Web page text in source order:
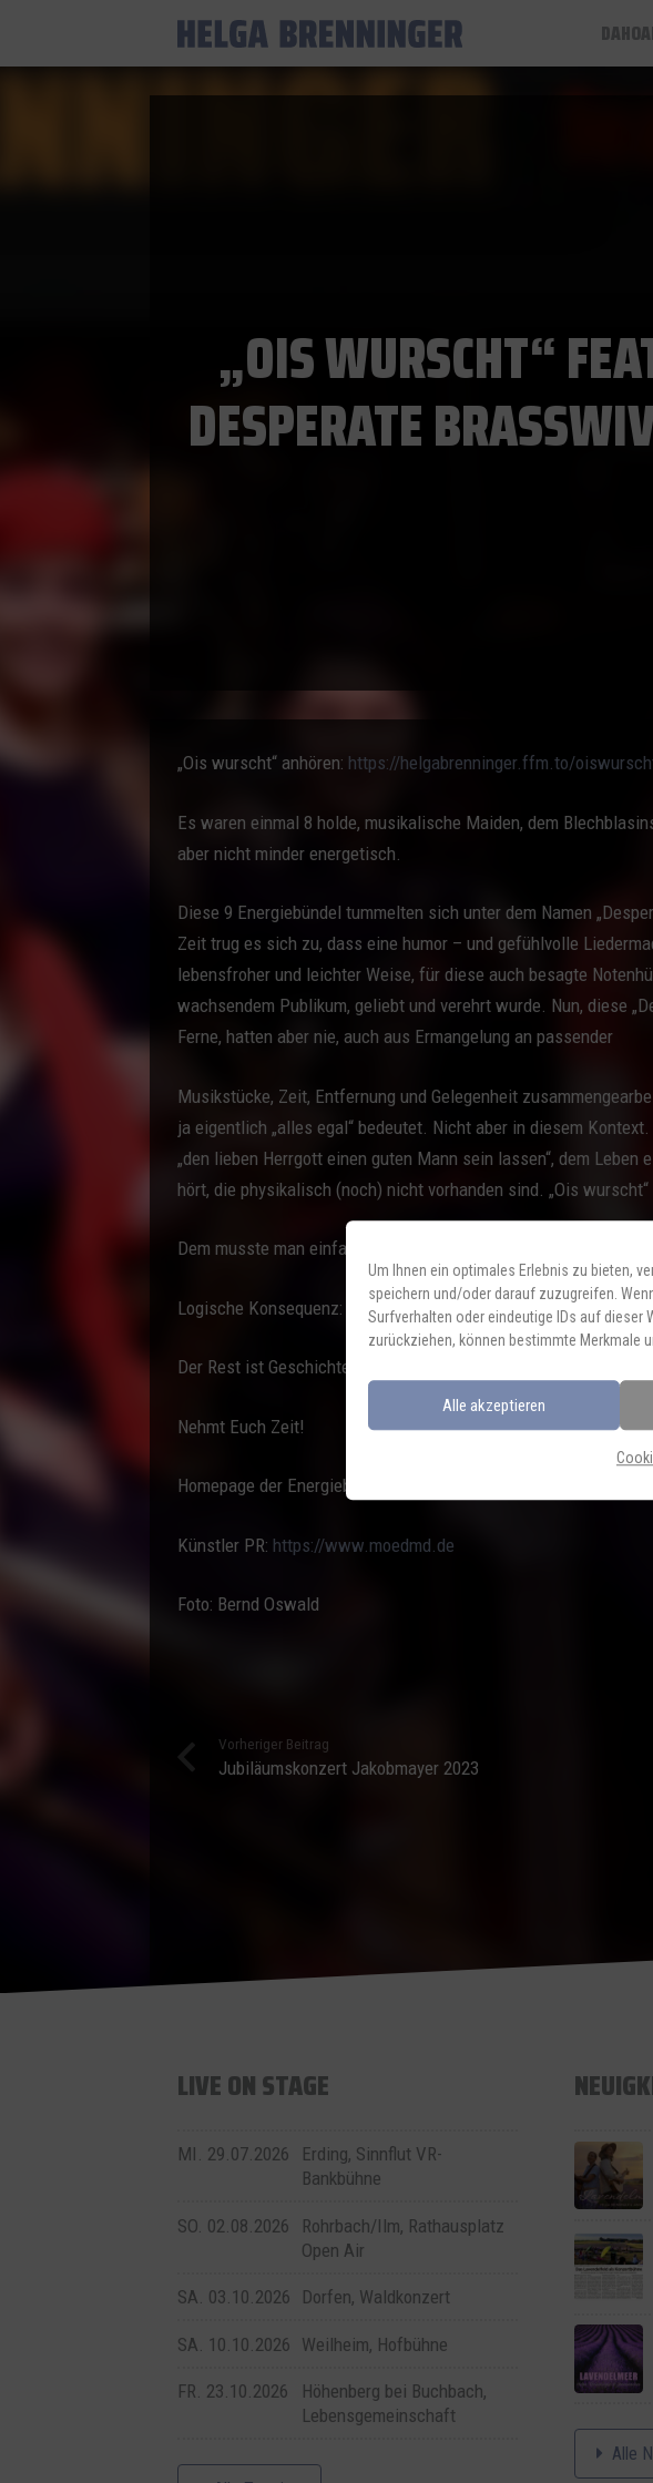
Um Ihnen ein optimales Erlebnis zu bieten,
speichern und/oder darauf zuzugreifen.
Surfverhalten oder eindeutige IDs auf dieser
zurückziehen, können bestimmte Merkmale
Alle akzeptieren
„OIS WURSCHT“
DESPERATE
„Ois wurscht“ anhören: https://helgabrenninger.ffm.to/
Es waren einmal 8 holde, musikalische Maiden, dem
aber nicht minder energetisch.
Diese 9 Energiebündel tummelten sich unter dem Namen
Zeit trug es sich zu, dass eine humor – und gefühlvolle
lebensfroher und leichter Weise, für diese auch besagte
wachsendem Publikum, geliebt und verehrt wurde. Nun, diese
Ferne, hatten aber nie, auch aus Ermangelung an passender
Musikstücke, Zeit, Entfernung und Gelegenheit
ja eigentlich „alles egal“ bedeutet. Nicht aber in diesem
„den lieben Herrgott einen guten Mann sein lassen“, dem
hört, die physikalisch (noch) nicht vorhanden sind. „Ois
Dem musste man einfach nachgehen.
Logische Konsequenz: ein Anruf aus Dorfen in Österreich.
Der Rest ist Geschichte. Der Song komplett. Rund, leicht,
Nehmt Euch Zeit!
Homepage der Energiebündel:
Künstler PR: https://www.moedmd.de
Foto: Bernd Oswald
Vorheriger Beitrag
Jubiläumskonzert Jakobmayer 2023
LIVE ON STAGE
MI. 29.07.2026
Erding, Sinnflut VR-
Bankbühne
SO. 02.08.2026
Rohrbach/Ilm, Rathausplatz
Open Air
SA. 03.10.2026 Dorfen, Waldkonzert
SA. 10.10.2026 Weilheim, Hofbühne
FR. 23.10.2026
Höhenberg bei Buchbach,
Lebensgemeinschaft
Alle